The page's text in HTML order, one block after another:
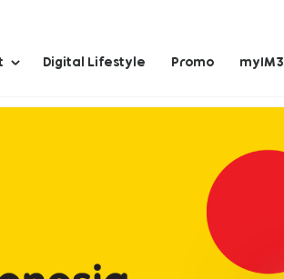
Digital Lifestyle Promo myIM3